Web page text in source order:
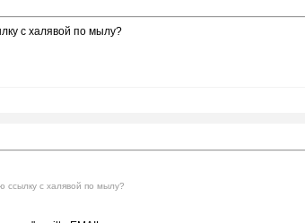
с халявой по мылу?
ссылку с халявой по мылу?